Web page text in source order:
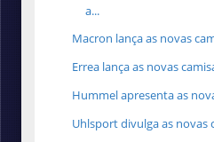
a...
Macron lança as novas
Errea lança as novas
Hummel apresenta as
Uhlsport divulga as novas